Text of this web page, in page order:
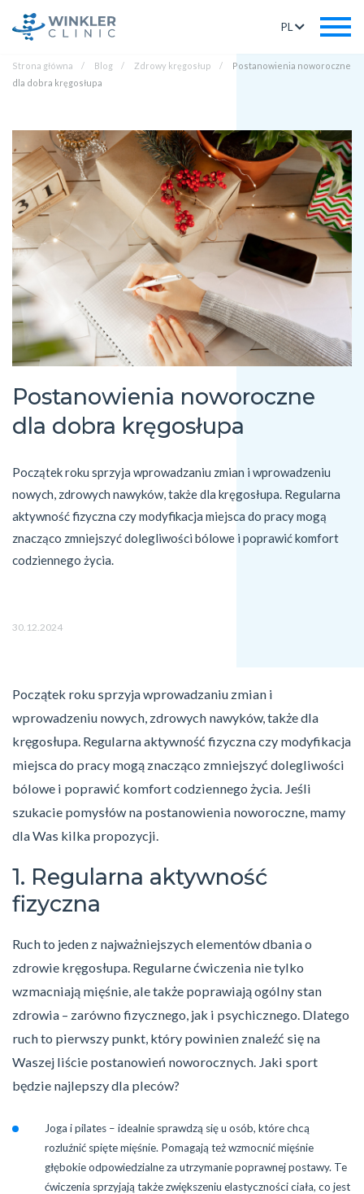
PL
Strona główna Blog Zdrowy kręgosłup
Postanowienia noworoczne
dla dobra kręgosłupa
Postanowienia noworoczne
dla dobra kręgosłupa
Początek roku sprzyja wprowadzaniu zmian i wprowadzeniu
nowych, zdrowych nawyków, także dla kręgosłupa. Regularna
aktywność fizyczna czy modyfikacja miejsca do pracy mogą
znacząco zmniejszyć dolegliwości bólowe i poprawić komfort
30.12.2024
Początek roku sprzyja wprowadzaniu zmian i
wprowadzeniu nowych, zdrowych nawyków, także dla
kręgosłupa. Regularna aktywność fizyczna czy modyfikacja
miejsca do pracy mogą znacząco zmniejszyć dolegliwości
bólowe i poprawić komfort codziennego życia. Jeśli
szukacie pomysłów na postanowienia noworoczne, mamy
dla Was kilka propozycji.
1. Regularna aktywność
fizyczna
Ruch to jeden z najważniejszych elementów dbania o
zdrowie kręgosłupa. Regularne ćwiczenia nie tylko
wzmacniają mięśnie, ale także poprawiają ogólny stan
zdrowia – zarówno fizycznego, jak i psychicznego. Dlatego
ruch to pierwszy punkt, który powinien znaleźć się na
Waszej liście postanowień noworocznych. Jaki sport
będzie najlepszy dla pleców?
Joga i pilates – idealnie sprawdzą się u osób, które chcą
rozluźnić spięte mięśnie. Pomagają też wzmocnić mięśnie
głębokie odpowiedzialne za utrzymanie poprawnej postawy. Te
ćwiczenia sprzyjają także zwiększeniu elastyczności ciała, co jest